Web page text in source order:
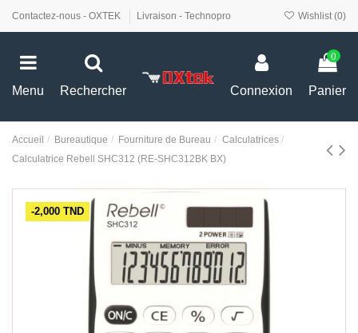
Contactez-nous - OXTEK Livraison - Technopro Wishlist (0)
Menu Rechercher Connexion
0
Panier
Accueil Bureautique Fourniture de Bureau
Calculatrices
Calculatrice Rebell SHC312 (RE-SHC312BK BX)
-2,000 TND